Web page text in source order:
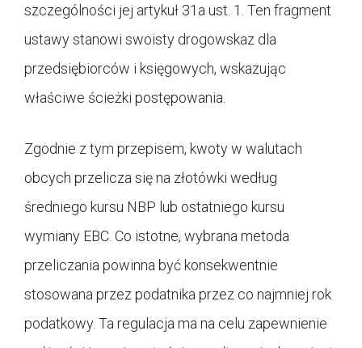
szczególności jej artykuł 31a ust. 1. Ten fragment
ustawy stanowi swoisty drogowskaz dla
przedsiębiorców i księgowych, wskazując
właściwe ścieżki postępowania.
Zgodnie z tym przepisem, kwoty w walutach
obcych przelicza się na złotówki według
średniego kursu NBP lub ostatniego kursu
wymiany EBC. Co istotne, wybrana metoda
przeliczania powinna być konsekwentnie
stosowana przez podatnika przez co najmniej rok
podatkowy. Ta regulacja ma na celu zapewnienie